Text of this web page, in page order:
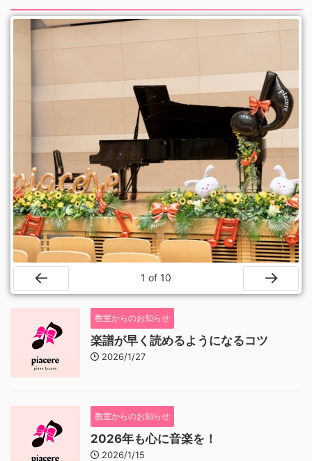
1 of 10
教室からのお知らせ
楽譜が早く読めるようになるコツ
2026/1/27
教室からのお知らせ
2026年も心に音楽を！
2026/1/15